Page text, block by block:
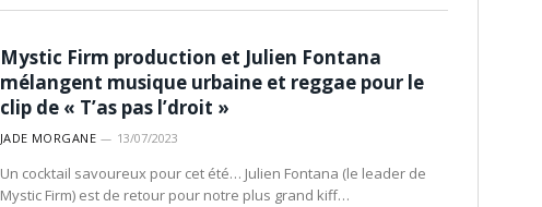
Mystic Firm production et Julien Fontana
mélangent musique urbaine et reggae pour le
clip de « T’as pas l’droit »
JADE MORGANE 13/07/2023
Un cocktail savoureux pour cet été… Julien Fontana (le leader de
Mystic Firm) est de retour pour notre plus grand kiff…